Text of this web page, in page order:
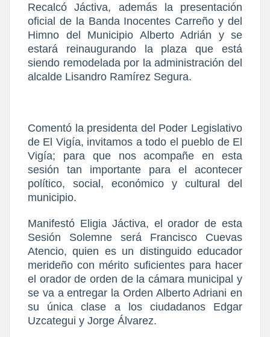
Recalcó Jáctiva, además la presentación
oficial de la Banda Inocentes Carreño y del
Himno del Municipio Alberto Adrián y se
estará reinaugurando la plaza que está
siendo remodelada por la administración del
alcalde Lisandro Ramírez Segura.
Comentó la presidenta del Poder Legislativo
de El Vigía, invitamos a todo el pueblo de El
Vigía; para que nos acompañe en esta
sesión tan importante para el acontecer
político, social, económico y cultural del
municipio.
Manifestó Eligia Jáctiva, el orador de esta
Sesión Solemne será Francisco Cuevas
Atencio, quien es un distinguido educador
merideño con mérito suficientes para hacer
el orador de orden de la cámara municipal y
se va a entregar la Orden Alberto Adriani en
su única clase a los ciudadanos Edgar
Uzcategui y Jorge Álvarez.